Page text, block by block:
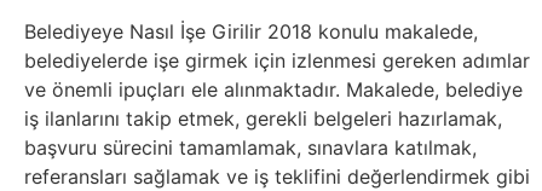
Bilgisayar
Bilim
Bitcoin
Belediyeye Nasıl İşe Girilir 2018 konulu makalede,
belediyelerde işe girmek için izlenmesi gereken adımlar
ve önemli ipuçları ele alınmaktadır. Makalede, belediye
iş ilanlarını takip etmek, gerekli belgeleri hazırlamak,
başvuru sürecini tamamlamak, sınavlara katılmak,
referansları sağlamak ve iş teklifini değerlendirmek gibi